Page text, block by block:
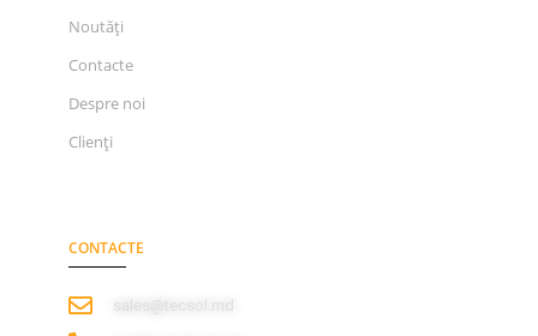
Noutăți
Contacte
Despre noi
Clienți
CONTACTE
sales@tecsol.md